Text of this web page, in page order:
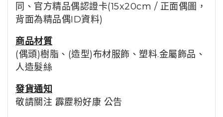
同、 官方精品偶認證卡(15x20cm / 正面偶圖，
背面為精品偶ID資料)
商品材質
(偶頭)樹脂 、(造型)布材服飾、塑料.金屬飾品、
人造髮絲
發貨通知
敬請關注 霹靂粉好康 公告